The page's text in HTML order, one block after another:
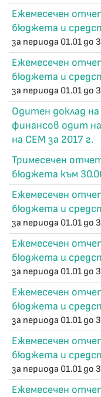
Ежемесечен
бюджета и
за периода 01.01 до
Ежемесечен
бюджета и
за периода 01.01 до
Одитен доклад
финансов одит
на СЕМ за 2017 г.
Тримесечен
бюджета към
Ежемесечен
бюджета и
за периода 01.01 до
Ежемесечен
бюджета и
за периода 01.01 до
Ежемесечен
бюджета и
за периода 01.01 до
Ежемесечен
бюджета и
за периода 01.01 до
Ежемесечен